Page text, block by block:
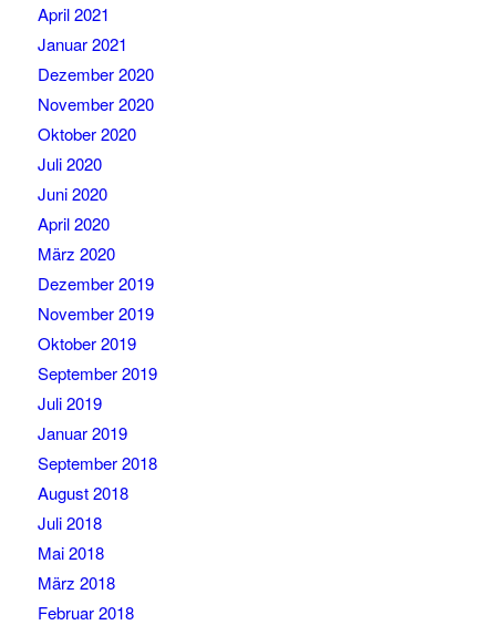
April 2021
Januar 2021
Dezember 2020
November 2020
Oktober 2020
Juli 2020
Juni 2020
April 2020
März 2020
Dezember 2019
November 2019
Oktober 2019
September 2019
Juli 2019
Januar 2019
September 2018
August 2018
Juli 2018
Mai 2018
März 2018
Februar 2018